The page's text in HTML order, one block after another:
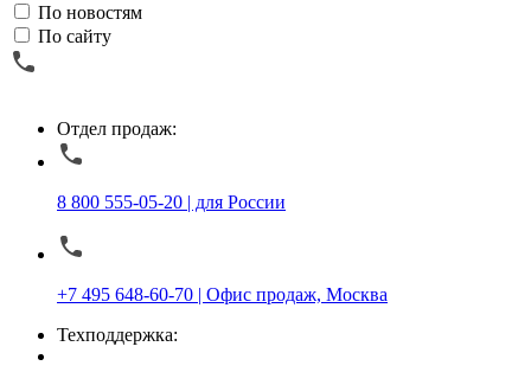
По новостям
По сайту
Отдел продаж:
8 800 555-05-20 | для России
+7 495 648-60-70 | Офис продаж, Москва
Техподдержка: